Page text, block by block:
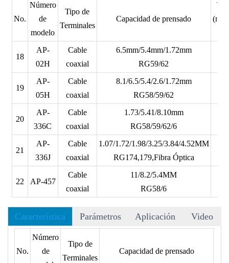
No.
Número
de
modelo
Tipo de
Terminales
Capacidad de prensado
18
AP-
02H
Cable
coaxial
6.5mm/5.4mm/1.72mm
RG59/62
19
AP-
05H
Cable
coaxial
8.1/6.5/5.4/2.6/1.72mm
RG58/59/62
20
AP-
336C
Cable
coaxial
1.73/5.41/8.10mm
RG58/59/62/6
21
AP-
336J
Cable
coaxial
1.07/1.72/1.98/3.25/3.84/4.52MM
RG174,179,Fibra Óptica
22 AP-457
Cable
coaxial
11/8.2/5.4MM
RG58/6
Característica Parámetros Aplicación Video
No.
Número
de
Tipo de
Terminales
Capacidad de prensado
• El siguiente formato no incluye los terminales, por favor
verifique el tipo de terminal con nuestro dibujo de matrices.